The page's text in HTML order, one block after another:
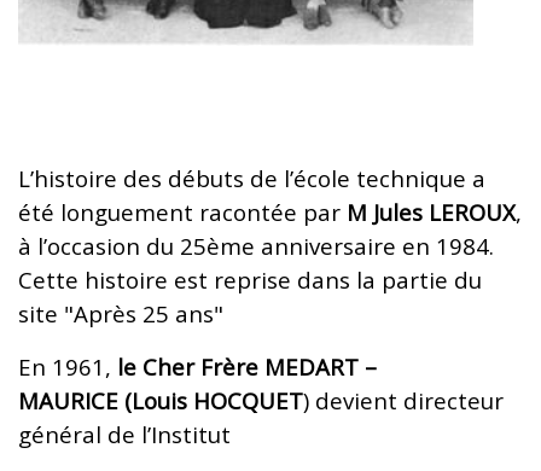
L’histoire des débuts de l’école technique a
été longuement racontée par M Jules LEROUX,
à l’occasion du 25ème anniversaire en 1984.
Cette histoire est reprise dans la partie du
site "Après 25 ans"
En 1961, le Cher Frère MEDART –
MAURICE (Louis HOCQUET) devient directeur
général de l’Institut